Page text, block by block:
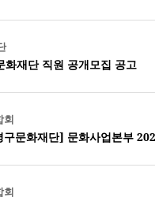
화재단 직원 공개모집 공고
회
문화재단] 문화사업본부
회